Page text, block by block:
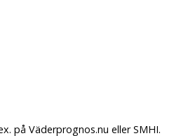
på Väderprognos.nu eller SMHI.